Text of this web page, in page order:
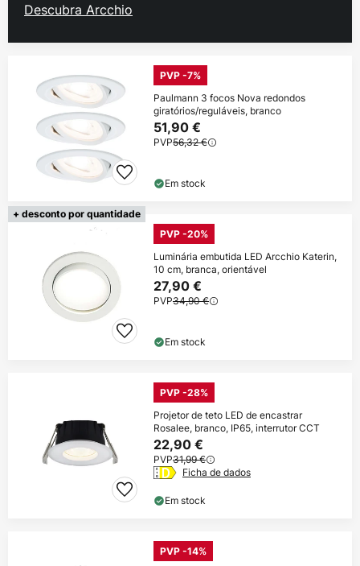
Descubra Arcchio
PVP -7%
Paulmann 3 focos Nova redondos
giratórios/reguláveis, branco
51,90 €
PVP56,32 €
Em stock
+ desconto por quantidade
PVP -20%
Luminária embutida LED Arcchio Katerin,
10 cm, branca, orientável
27,90 €
PVP34,90 €
Em stock
PVP -28%
Projetor de teto LED de encastrar
Rosalee, branco, IP65, interrutor CCT
22,90 €
PVP31,99 €
Ficha de dados
Em stock
PVP -14%